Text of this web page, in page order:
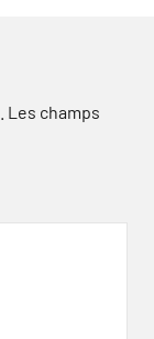
Les champs